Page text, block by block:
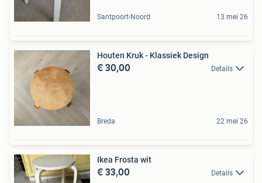
Santpoort-Noord 13 mei 26
Houten Kruk - Klassiek Design
€ 30,00 Details
Breda 22 mei 26
Ikea Frosta wit
€ 33,00 Details